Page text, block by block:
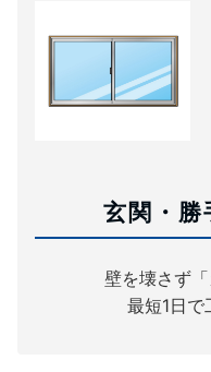
玄関・勝
壁を壊さず「
最短1日で